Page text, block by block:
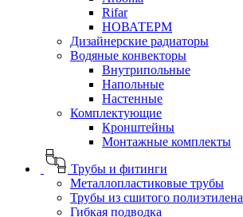
Rifar
НОВАТЕРМ
Дизайнерские радиаторы
Водяные конвекторы
Внутрипольные
Напольные
Настенные
Комплектующие
Кронштейны
Монтажные комплекты
Трубы и фитинги
Металлопластиковые трубы
Трубы из сшитого полиэтилена
Гибкая подводка